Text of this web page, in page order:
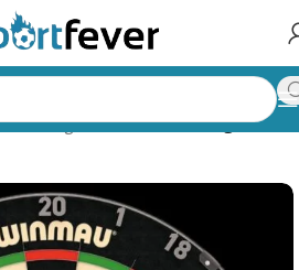
Klassikalised mängulauad